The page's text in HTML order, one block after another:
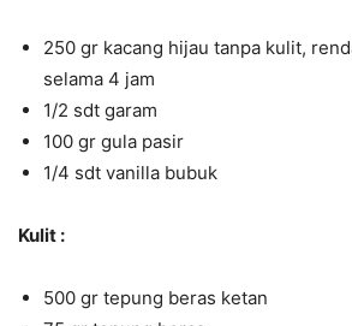
250 gr kacang hijau tanpa kulit,
selama 4 jam
1/2 sdt garam
100 gr gula pasir
1/4 sdt vanilla bubuk
Kulit :
500 gr tepung beras ketan